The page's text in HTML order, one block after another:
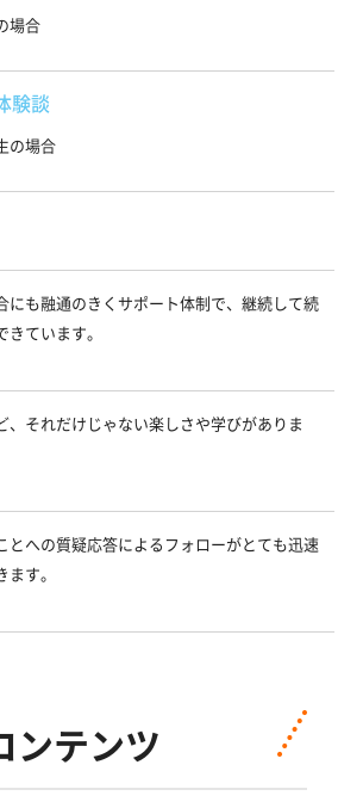
場合
験談
の場合
にも融通のきくサポート体制で、継続して続
きています。
、それだけじゃない楽しさや学びがありま
とへの質疑応答によるフォローがとても迅速
ます。
ンテンツ